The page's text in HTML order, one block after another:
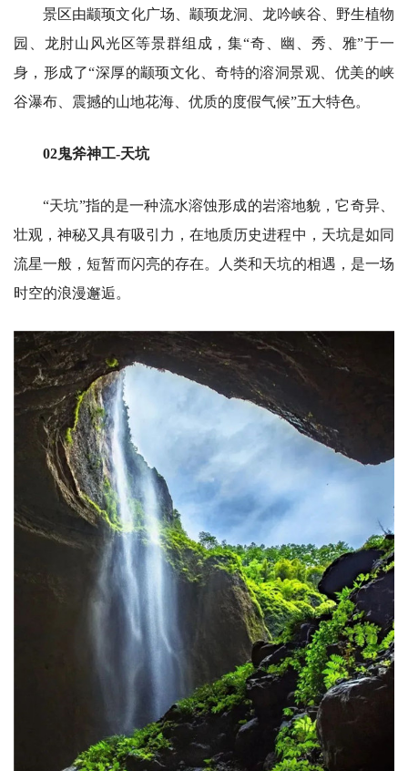
景区由颛顼文化广场、颛顼龙洞、龙吟峡谷、野生植物
园、龙肘山风光区等景群组成，集“奇、幽、秀、雅”于一
身，形成了“深厚的颛顼文化、奇特的溶洞景观、优美的峡
谷瀑布、震撼的山地花海、优质的度假气候”五大特色。
02鬼斧神工-天坑
“天坑”指的是一种流水溶蚀形成的岩溶地貌，它奇异、
壮观，神秘又具有吸引力，在地质历史进程中，天坑是如同
流星一般，短暂而闪亮的存在。人类和天坑的相遇，是一场
时空的浪漫邂逅。